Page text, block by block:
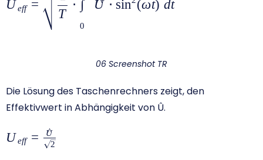
\right)}
{T}\cdot
\int\limits_{0}^{T}
Ueff =
T
⋅
0
∫ U ⋅ sin (ωt) dt
06 Screenshot TR
Die Lösung des Taschenrechners zeigt, den
Effektivwert in Abhängigkeit von Û.
{\large
{{U}_{eff}}=\frac{{\hat{U}}}
Ueff = 2
U
^